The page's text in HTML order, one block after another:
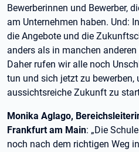
Bewerberinnen und Bewerber,
am Unternehmen haben. Und:
die Angebote und die
anders als in manchen
Daher rufen wir alle noch
tun und sich jetzt zu bewerben,
aussichtsreiche Zukunft zu
Monika Aglago,
Frankfurt am Main: „Die
noch nach dem richtigen Weg